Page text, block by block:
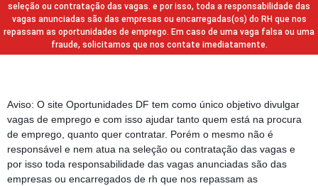
seleção ou contratação das vagas. e por isso, toda a responsabilidade das
vagas anunciadas são das empresas ou encarregadas(os) do RH que nos
repassam as oportunidades de emprego. Em caso de uma vaga falsa ou uma
fraude, solicitamos que nos contate imediatamente.
Aviso: O site Oportunidades DF tem como único objetivo divulgar
vagas de emprego e com isso ajudar tanto quem está na procura
de emprego, quanto quer contratar. Porém o mesmo não é
responsável e nem atua na seleção ou contratação das vagas e
por isso toda responsabilidade das vagas anunciadas são das
empresas ou encarregados de rh que nos repassam as